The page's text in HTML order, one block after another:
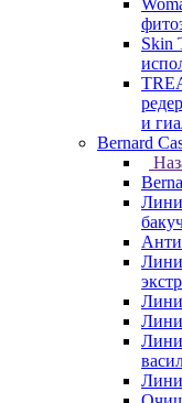
Skin
и
Bernard